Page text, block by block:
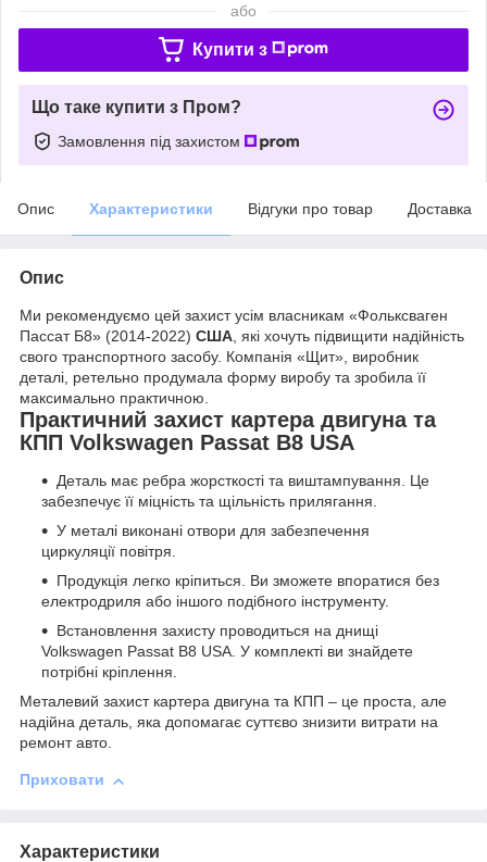
або
Купити з
Що таке купити з Пром?
Замовлення під захистом
Опис Характеристики Відгуки про товар Доставка
Опис
Ми рекомендуємо цей захист усім власникам «Фольксваген
Пассат Б8» (2014-2022) США , які хочуть підвищити надійність
свого транспортного засобу. Компанія «Щит», виробник
деталі, ретельно продумала форму виробу та зробила її
максимально практичною.
Практичний захист картера двигуна та
КПП Volkswagen Passat В8 USA
Деталь має ребра жорсткості та виштампування. Це
забезпечує її міцність та щільність прилягання.
У металі виконані отвори для забезпечення
циркуляції повітря.
Продукція легко кріпиться. Ви зможете впоратися без
електродриля або іншого подібного інструменту.
Встановлення захисту проводиться на днищі
Volkswagen Passat В8 USA. У комплекті ви знайдете
потрібні кріплення.
Металевий захист картера двигуна та КПП – це проста, але
надійна деталь, яка допомагає суттєво знизити витрати на
ремонт авто.
Приховати
Характеристики